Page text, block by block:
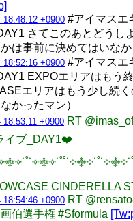
18:48:12 +0900 #アイマスエ
さてこのあとどうし
は事前に決めてはいなか
18:52:16 +0900 #アイマスエ
EXPOエリアはもう
エリアはもう少し続
かったマン）
18:53:11 +0900 RT
イブ_DAY1❤️
CINDERELLA
18:54:46 +0900 RT
伯選手権 #Sformula